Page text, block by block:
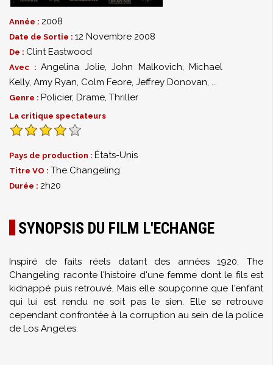
Année : 2008
Date de Sortie : 12 Novembre 2008
De : Clint Eastwood
Avec : Angelina Jolie, John Malkovich, Michael
Kelly, Amy Ryan, Colm Feore, Jeffrey Donovan, ...
Genre : Policier, Drame, Thriller
La critique spectateurs
Pays de production : États-Unis
Titre VO : The Changeling
Durée : 2h20
SYNOPSIS DU FILM L'ECHANGE
Inspiré de faits réels datant des années 1920, The
Changeling raconte l'histoire d'une femme dont le fils est
kidnappé puis retrouvé. Mais elle soupçonne que l'enfant
qui lui est rendu ne soit pas le sien. Elle se retrouve
cependant confrontée à la corruption au sein de la police
de Los Angeles.